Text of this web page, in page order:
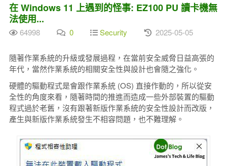
在 Windows 11 上遇到的怪事: EZ100 PU 讀卡機無
法使用...
64998 0 Security 2025-05-05
隨著作業系統的升級或發展過程，在當前安全威脅日益高張的
年代，當然作業系統的相關安全性與設計也會隨之強化。
硬體的驅動程式是會跟作業系統 (OS) 直接作動的，所以從安
全性的角度來看，隨著時間的推進而造成一些外部裝置的驅動
程式過於老舊，沒有跟著新版作業系統的安全性設計而改版，
產生與新版作業系統發生不相容問題，也不難理解。